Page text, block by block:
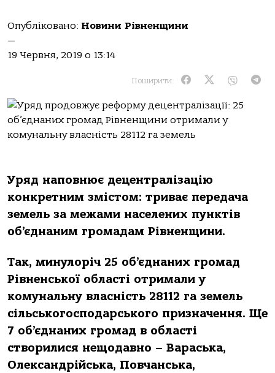
Опубліковано: Новини Рівненщини
—
19 Червня, 2019 о 13:14
Поширити:
Уряд наповнює децентралізацію
конкретним змістом: триває передача
земель за межами населених пунктів
об’єднаним громадам Рівненщини.
Так, минулоріч 25 об’єднаних громад
Рівненської області отримали у
комунальну власність 28112 га земель
сільськогосподарського призначення. Ще
7 об’єднаних громад в області
створилися нещодавно – Вараська,
Олександрійська, Повчанська,